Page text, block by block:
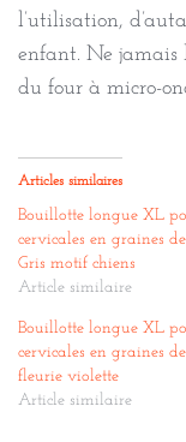
l’utilisation,
enfant. Ne
du four à micro-
Articles similaires
Bouillotte longue XL
cervicales en graines
Gris motif chiens
Article similaire
Bouillotte longue XL
cervicales en graines
fleurie violette
Article similaire